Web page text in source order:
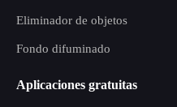
Eliminador de objetos
Fondo difuminado
Aplicaciones gratuitas